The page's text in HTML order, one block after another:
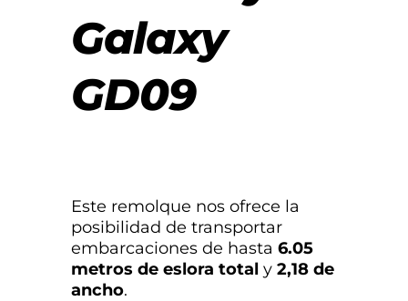
Galaxy
GD09
Este remolque nos ofrece la
posibilidad de transportar
embarcaciones de hasta 6.05
metros de eslora total y 2,18 de
ancho.